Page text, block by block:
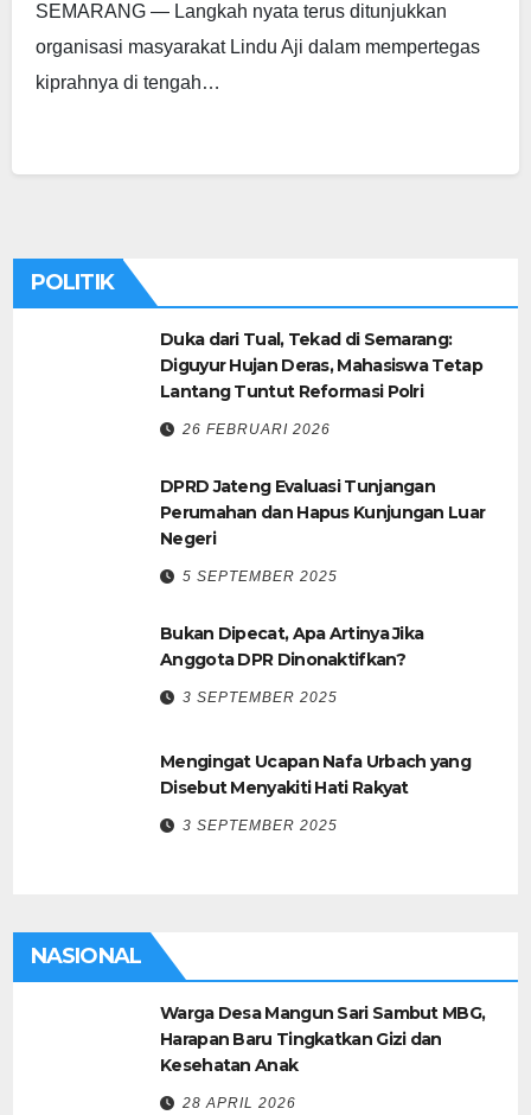
SEMARANG — Langkah nyata terus ditunjukkan
organisasi masyarakat Lindu Aji dalam mempertegas
kiprahnya di tengah…
POLITIK
Duka dari Tual, Tekad di Semarang:
Diguyur Hujan Deras, Mahasiswa Tetap
Lantang Tuntut Reformasi Polri
26 FEBRUARI 2026
DPRD Jateng Evaluasi Tunjangan
Perumahan dan Hapus Kunjungan Luar
Negeri
5 SEPTEMBER 2025
Bukan Dipecat, Apa Artinya Jika
Anggota DPR Dinonaktifkan?
3 SEPTEMBER 2025
Mengingat Ucapan Nafa Urbach yang
Disebut Menyakiti Hati Rakyat
3 SEPTEMBER 2025
NASIONAL
Warga Desa Mangun Sari Sambut MBG,
Harapan Baru Tingkatkan Gizi dan
Kesehatan Anak
28 APRIL 2026